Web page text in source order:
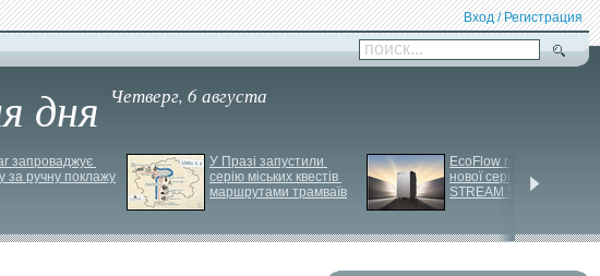
Вход / Регистрация
поиск...
дня Четверг, 6 августа
запроваджує
за ручну поклажу
У Празі запустили
серію міських квестів
маршрутами трамваїв
EcoFlow готує анонс
нової серії станцій -
STREAM 5000